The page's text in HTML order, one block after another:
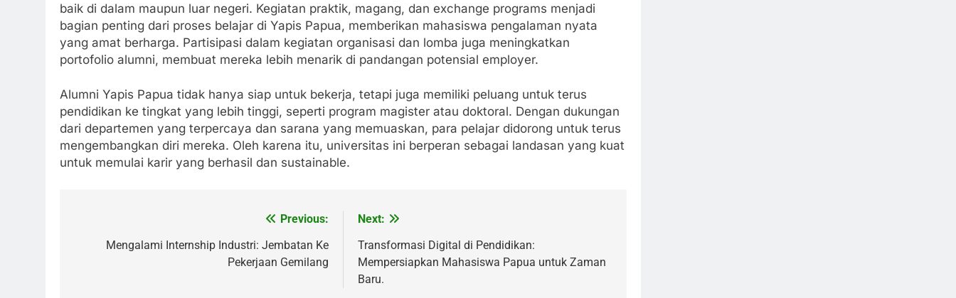
baik di dalam maupun luar negeri. Kegiatan praktik, magang, dan exchange programs menjadi
bagian penting dari proses belajar di Yapis Papua, memberikan mahasiswa pengalaman nyata
yang amat berharga. Partisipasi dalam kegiatan organisasi dan lomba juga meningkatkan
portofolio alumni, membuat mereka lebih menarik di pandangan potensial employer.
Alumni Yapis Papua tidak hanya siap untuk bekerja, tetapi juga memiliki peluang untuk terus
pendidikan ke tingkat yang lebih tinggi, seperti program magister atau doktoral. Dengan dukungan
dari departemen yang terpercaya dan sarana yang memuaskan, para pelajar didorong untuk terus
mengembangkan diri mereka. Oleh karena itu, universitas ini berperan sebagai landasan yang kuat
untuk memulai karir yang berhasil dan sustainable.
navigation
Previous:
Mengalami Internship Industri: Jembatan Ke
Pekerjaan Gemilang
Next:
Transformasi Digital di Pendidikan:
Mempersiapkan Mahasiswa Papua untuk Zaman
Baru.